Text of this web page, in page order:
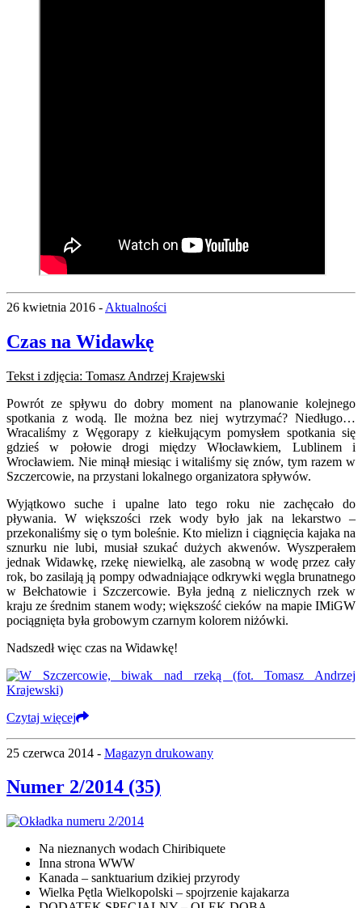
26 kwietnia 2016 - Aktualności
Czas na Widawkę
Tekst i zdjęcia: Tomasz Andrzej Krajewski
Powrót ze spływu do dobry moment na planowanie kolejnego
spotkania z wodą. Ile można bez niej wytrzymać? Niedługo…
Wracaliśmy z Węgorapy z kiełkującym pomysłem spotkania się
gdzieś w połowie drogi między Włocławkiem, Lublinem i
Wrocławiem. Nie minął miesiąc i witaliśmy się znów, tym razem w
Szczercowie, na przystani lokalnego organizatora spływów.
Wyjątkowo suche i upalne lato tego roku nie zachęcało do
pływania. W większości rzek wody było jak na lekarstwo –
przekonaliśmy się o tym boleśnie. Kto mielizn i ciągnięcia kajaka na
sznurku nie lubi, musiał szukać dużych akwenów. Wyszperałem
jednak Widawkę, rzekę niewielką, ale zasobną w wodę przez cały
rok, bo zasilają ją pompy odwadniające odkrywki węgla brunatnego
w Bełchatowie i Szczercowie. Była jedną z nielicznych rzek w
kraju ze średnim stanem wody; większość cieków na mapie IMiGW
pociągnięta była grobowym czarnym kolorem niżówki.
Nadszedł więc czas na Widawkę!
Czytaj więcej
25 czerwca 2014 - Magazyn drukowany
Numer 2/2014 (35)
Na nieznanych wodach Chiribiquete
Inna strona WWW
Kanada – sanktuarium dzikiej przyrody
Wielka Pętla Wielkopolski – spojrzenie kajakarza